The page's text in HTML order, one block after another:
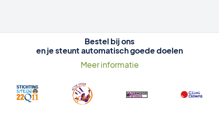
Bestel bij ons
en je steunt automatisch goede doelen
Meer informatie